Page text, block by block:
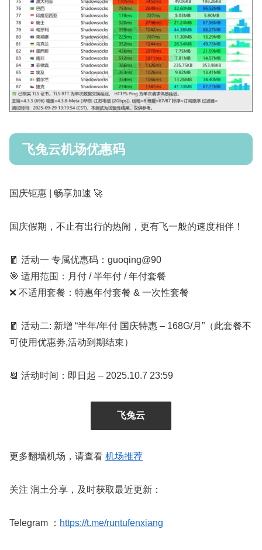
飞兔云机场优惠码
国庆钜惠 | 畅享加速 🚀
国庆假期，不止有出行的热闹，更有飞一般的速度相伴！
🧧 活动一 专属优惠码：guoqing@90
🎯 适用范围：月付 / 半年付 / 年付套餐
❌ 不适用套餐：特惠年付套餐 & 一次性套餐
🧧 活动二: 新增 “半年/年付 国庆特惠 – 168G/月”（此套餐不
可使用优惠劵,活动到期结束）
📆 活动时间：即日起 – 2025.10.7 23:59
飞兔云
更多翻墙机场，请查看 机场推荐
关注 润土分享，及时获取最近更新：
Telegram ： https://t.me/runtufenxiang